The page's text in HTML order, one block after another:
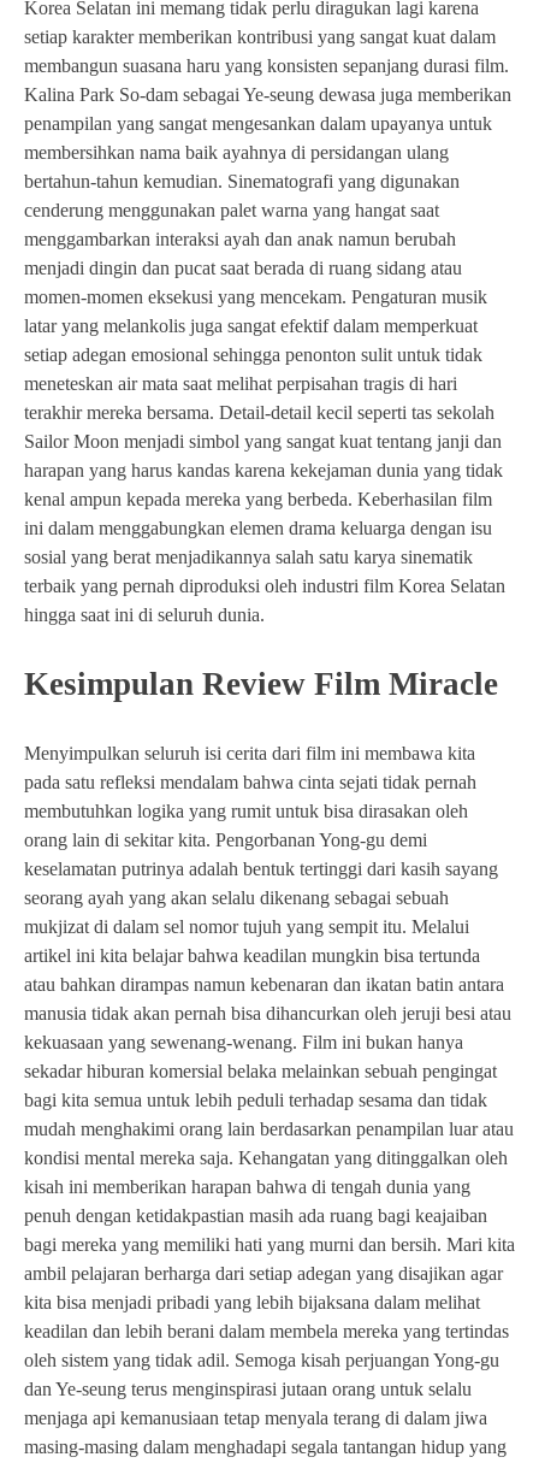
Korea Selatan ini memang tidak perlu diragukan lagi karena
setiap karakter memberikan kontribusi yang sangat kuat dalam
membangun suasana haru yang konsisten sepanjang durasi film.
Kalina Park So-dam sebagai Ye-seung dewasa juga memberikan
penampilan yang sangat mengesankan dalam upayanya untuk
membersihkan nama baik ayahnya di persidangan ulang
bertahun-tahun kemudian. Sinematografi yang digunakan
cenderung menggunakan palet warna yang hangat saat
menggambarkan interaksi ayah dan anak namun berubah
menjadi dingin dan pucat saat berada di ruang sidang atau
momen-momen eksekusi yang mencekam. Pengaturan musik
latar yang melankolis juga sangat efektif dalam memperkuat
setiap adegan emosional sehingga penonton sulit untuk tidak
meneteskan air mata saat melihat perpisahan tragis di hari
terakhir mereka bersama. Detail-detail kecil seperti tas sekolah
Sailor Moon menjadi simbol yang sangat kuat tentang janji dan
harapan yang harus kandas karena kekejaman dunia yang tidak
kenal ampun kepada mereka yang berbeda. Keberhasilan film
ini dalam menggabungkan elemen drama keluarga dengan isu
sosial yang berat menjadikannya salah satu karya sinematik
terbaik yang pernah diproduksi oleh industri film Korea Selatan
hingga saat ini di seluruh dunia.
Kesimpulan Review Film Miracle
Menyimpulkan seluruh isi cerita dari film ini membawa kita
pada satu refleksi mendalam bahwa cinta sejati tidak pernah
membutuhkan logika yang rumit untuk bisa dirasakan oleh
orang lain di sekitar kita. Pengorbanan Yong-gu demi
keselamatan putrinya adalah bentuk tertinggi dari kasih sayang
seorang ayah yang akan selalu dikenang sebagai sebuah
mukjizat di dalam sel nomor tujuh yang sempit itu. Melalui
artikel ini kita belajar bahwa keadilan mungkin bisa tertunda
atau bahkan dirampas namun kebenaran dan ikatan batin antara
manusia tidak akan pernah bisa dihancurkan oleh jeruji besi atau
kekuasaan yang sewenang-wenang. Film ini bukan hanya
sekadar hiburan komersial belaka melainkan sebuah pengingat
bagi kita semua untuk lebih peduli terhadap sesama dan tidak
mudah menghakimi orang lain berdasarkan penampilan luar atau
kondisi mental mereka saja. Kehangatan yang ditinggalkan oleh
kisah ini memberikan harapan bahwa di tengah dunia yang
penuh dengan ketidakpastian masih ada ruang bagi keajaiban
bagi mereka yang memiliki hati yang murni dan bersih. Mari kita
ambil pelajaran berharga dari setiap adegan yang disajikan agar
kita bisa menjadi pribadi yang lebih bijaksana dalam melihat
keadilan dan lebih berani dalam membela mereka yang tertindas
oleh sistem yang tidak adil. Semoga kisah perjuangan Yong-gu
dan Ye-seung terus menginspirasi jutaan orang untuk selalu
menjaga api kemanusiaan tetap menyala terang di dalam jiwa
masing-masing dalam menghadapi segala tantangan hidup yang